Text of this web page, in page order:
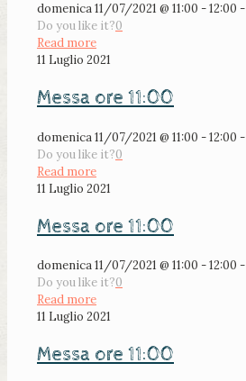
domenica 11/07/2021 @ 11:00 - 12:00 -
Do you like it?0
Read more
11 Luglio 2021
Messa ore 11:00
domenica 11/07/2021 @ 11:00 - 12:00 -
Do you like it?0
Read more
11 Luglio 2021
Messa ore 11:00
domenica 11/07/2021 @ 11:00 - 12:00 -
Do you like it?0
Read more
11 Luglio 2021
Messa ore 11:00